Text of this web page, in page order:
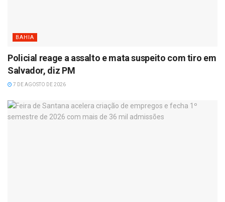
BAHIA
Policial reage a assalto e mata suspeito com tiro em
Salvador, diz PM
7 DE AGOSTO DE 2026